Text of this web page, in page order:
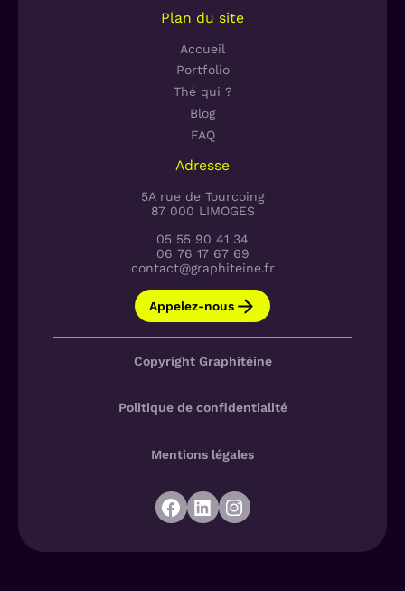
Plan du site
Accueil
Portfolio
Thé qui ?
Blog
FAQ
Adresse
5A rue de Tourcoing
87 000 LIMOGES
05 55 90 41 34
06 76 17 67 69
contact@graphiteine.fr
Appelez-nous
Copyright Graphitéine
Politique de confidentialité
Mentions légales